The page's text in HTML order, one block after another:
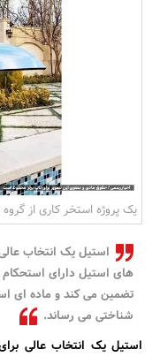
یک پروژه استخر کاری از گروه
استیل یک انتخاب
های استیل دارای استحکام
تضمین می کند و ماده ای
شناختی می رساند.
استیل یک انتخاب عالی